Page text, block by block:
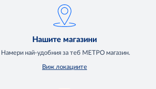
Нашите магазини
Намери най-удобния за теб МЕТРО магазин.
Виж локациите